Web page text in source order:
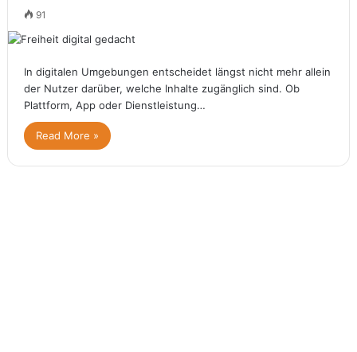
91
In digitalen Umgebungen entscheidet längst nicht mehr allein
der Nutzer darüber, welche Inhalte zugänglich sind. Ob
Plattform, App oder Dienstleistung…
Read More »